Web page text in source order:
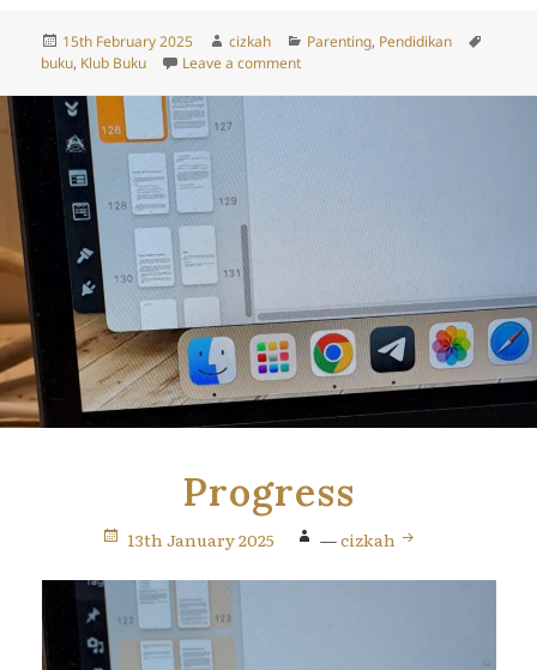
Posted
on
15th February 2025 Author
cizkah Categories
Parenting, Pendidikan
buku, Klub Buku Leave a commenton Toko Buku dan Anak-Anak
Progress
13th January 2025 —cizkah